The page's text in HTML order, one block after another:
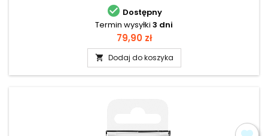
 Dostępny
Termin wysyłki 3 dni
Cena
79,90 zł
 Dodaj do koszyka